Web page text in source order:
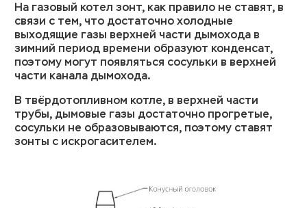
На газовый котел зонт, как правило не ставят, в
связи с тем, что достаточно холодные
выходящие газы верхней части дымохода в
зимний период времени образуют конденсат,
поэтому могут появляться сосульки в верхней
части канала дымохода.
В твёрдотопливном котле, в верхней части
трубы, дымовые газы достаточно прогретые,
сосульки не образовываются, поэтому ставят
зонты с искрогасителем.